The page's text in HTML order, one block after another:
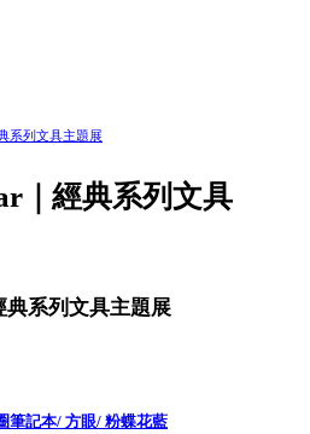
系列文具主題展
｜經典系列文具
典系列文具主題展
筆記本/ 方眼/ 粉蝶花藍